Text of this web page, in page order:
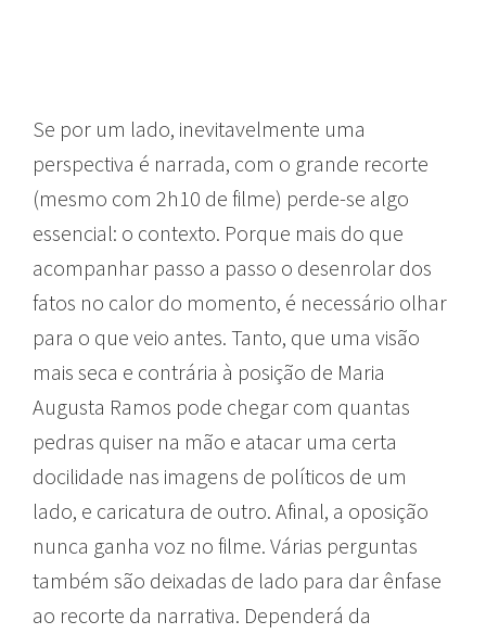
Se por um lado, inevitavelmente uma
perspectiva é narrada, com o grande recorte
(mesmo com 2h10 de filme) perde-se algo
essencial: o contexto. Porque mais do que
acompanhar passo a passo o desenrolar dos
fatos no calor do momento, é necessário olhar
para o que veio antes. Tanto, que uma visão
mais seca e contrária à posição de Maria
Augusta Ramos pode chegar com quantas
pedras quiser na mão e atacar uma certa
docilidade nas imagens de políticos de um
lado, e caricatura de outro. Afinal, a oposição
nunca ganha voz no filme. Várias perguntas
também são deixadas de lado para dar ênfase
ao recorte da narrativa. Dependerá da